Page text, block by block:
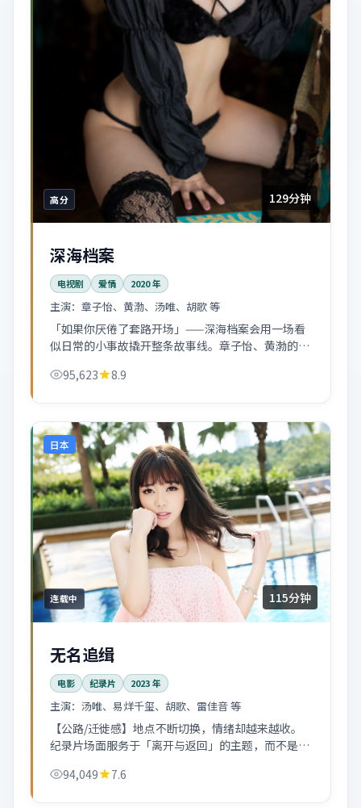
高分 129分钟
深海档案
电视剧 爱情 2020年
主演： 章子怡、黄渤、汤唯、胡歌 等
「如果你厌倦了套路开场」——深海档案会用一场看
似日常的小事故撬开整条故事线。章子怡、黄渤的化
95,623 8.9
日本
连载中 115分钟
无名追缉
电影 纪录片 2023年
主演： 汤唯、易烊千玺、胡歌、雷佳音 等
【公路/迁徙感】地点不断切换，情绪却越来越收。
纪录片场面服务于「离开与返回」的主题，而不是为
94,049 7.6